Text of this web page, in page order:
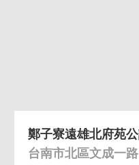
台南市北區文成一路